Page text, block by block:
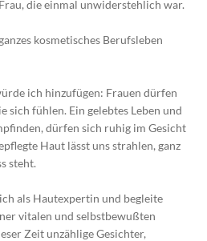
die einmal unwiderstehlich war.
kosmetisches Berufsleben
ich hinzufügen: Frauen dürfen
sich fühlen. Ein gelebtes Leben und
dürfen sich ruhig im Gesicht
Haut lässt uns strahlen, ganz
steht.
als Hautexpertin und begleite
vitalen und selbstbewußten
Zeit unzählige Gesichter,